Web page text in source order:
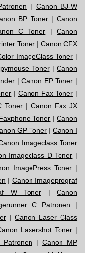
| Canon BJ-W
BP Toner|Canon
C Toner |Canon
Toner| Canon CFX
ImageClass Toner |
Toner| Canon
|Canon EP Toner |
| Canon Fax Toner |
Toner | Canon Fax JX
Toner |Canon
GP Toner | Canon I
Imageclass Toner
Imageclass D Toner |
ImagePress Toner |
| Canon Imageprograf
W Toner | Canon
C Patronen |
|Canon Laser Class
Lasershot Toner |
Patronen | Canon MP